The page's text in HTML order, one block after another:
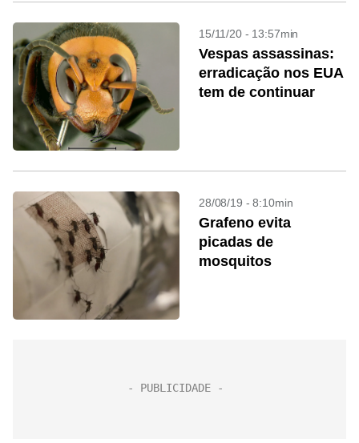
15/11/20 - 13:57min
Vespas assassinas:
erradicação nos EUA
tem de continuar
28/08/19 - 8:10min
Grafeno evita
picadas de
mosquitos